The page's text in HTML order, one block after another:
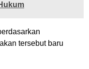
tersebut baru